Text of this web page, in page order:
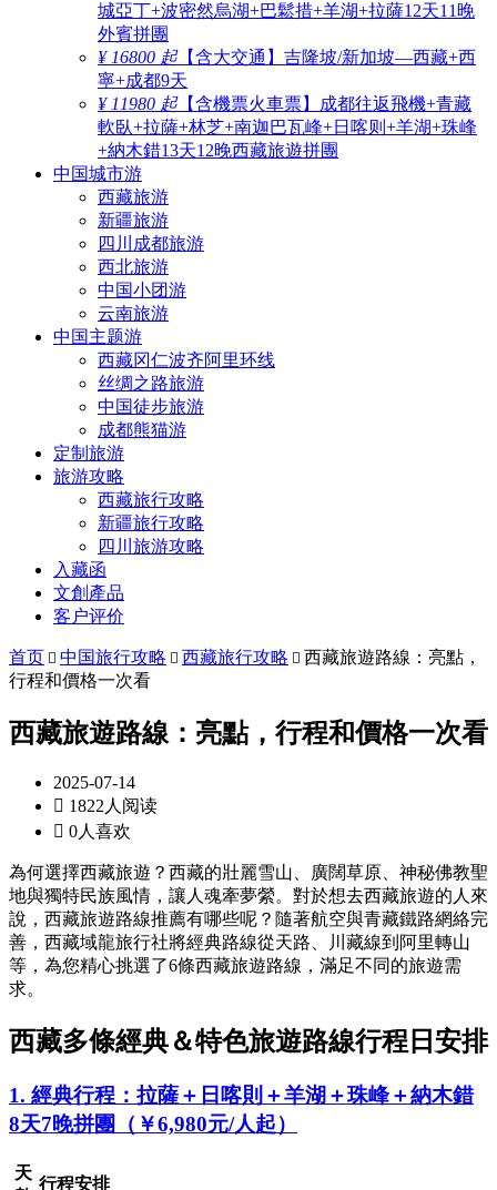
城亞丁+波密然烏湖+巴鬆措+羊湖+拉薩12天11晚
外賓拼團
¥ 16800 起【含大交通】吉隆坡/新加坡—西藏+西
寧+成都9天
¥ 11980 起【含機票火車票】成都往返飛機+青藏
軟臥+拉薩+林芝+南迦巴瓦峰+日喀则+羊湖+珠峰
+納木錯13天12晚西藏旅遊拼團
中国城市游
西藏旅游
新疆旅游
四川成都旅游
西北旅游
中国小团游
云南旅游
中国主题游
西藏冈仁波齐阿里环线
丝绸之路旅游
中国徒步旅游
成都熊猫游
定制旅游
旅游攻略
西藏旅行攻略
新疆旅行攻略
四川旅游攻略
入藏函
文創產品
客户评价
首页  中国旅行攻略  西藏旅行攻略  西藏旅遊路線：亮點，
行程和價格一次看
西藏旅遊路線：亮點，行程和價格一次看
2025-07-14
 1822人阅读
 0人喜欢
為何選擇西藏旅遊？西藏的壯麗雪山、廣闊草原、神秘佛教聖
地與獨特民族風情，讓人魂牽夢縈。對於想去西藏旅遊的人來
說，西藏旅遊路線推薦有哪些呢？隨著航空與青藏鐵路網絡完
善，西藏域龍旅行社將經典路線從天路、川藏線到阿里轉山
等，為您精心挑選了6條西藏旅遊路線，滿足不同的旅遊需
求。
西藏多條經典＆特色旅遊路線行程日安排
1. 經典行程：拉薩＋日喀則＋羊湖＋珠峰＋納木錯
8天7晚拼團（￥6,980元/人起）
天
行程安排